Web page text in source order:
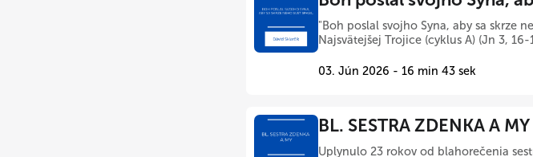
"Boh poslal svojho Syna, aby sa skrze
Najsvätejšej Trojice (cyklus A) (Jn 3, 16-
03. Jún 2026 - 16 min 43 sek
BL. SESTRA ZDENKA A
Uplynulo 23 rokov od blahorečenia